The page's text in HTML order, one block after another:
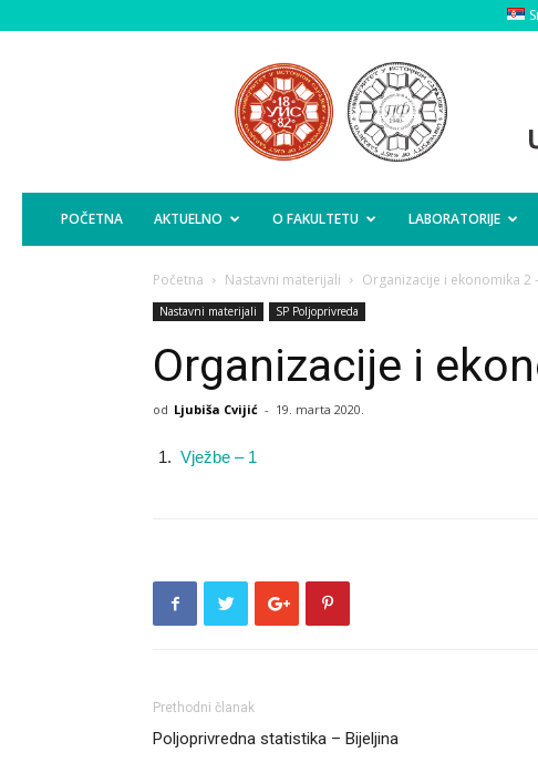
Poljoprivredni
Fakultet
Istočno
Sarajevo
POČETNA AKTUELNO O FAKULTETU LABORATORIJE
Početna Nastavni materijali Organizacije i ekonomika 2
Nastavni materijali SP Poljoprivreda
Organizacije i
od Ljubiša Cvijić - 19. marta 2020.
Vježbe – 1
Prethodni članak
Poljoprivredna statistika – Bijeljina